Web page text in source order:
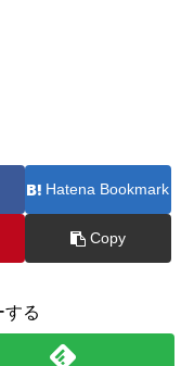
Hatena Bookmark
Copy
する